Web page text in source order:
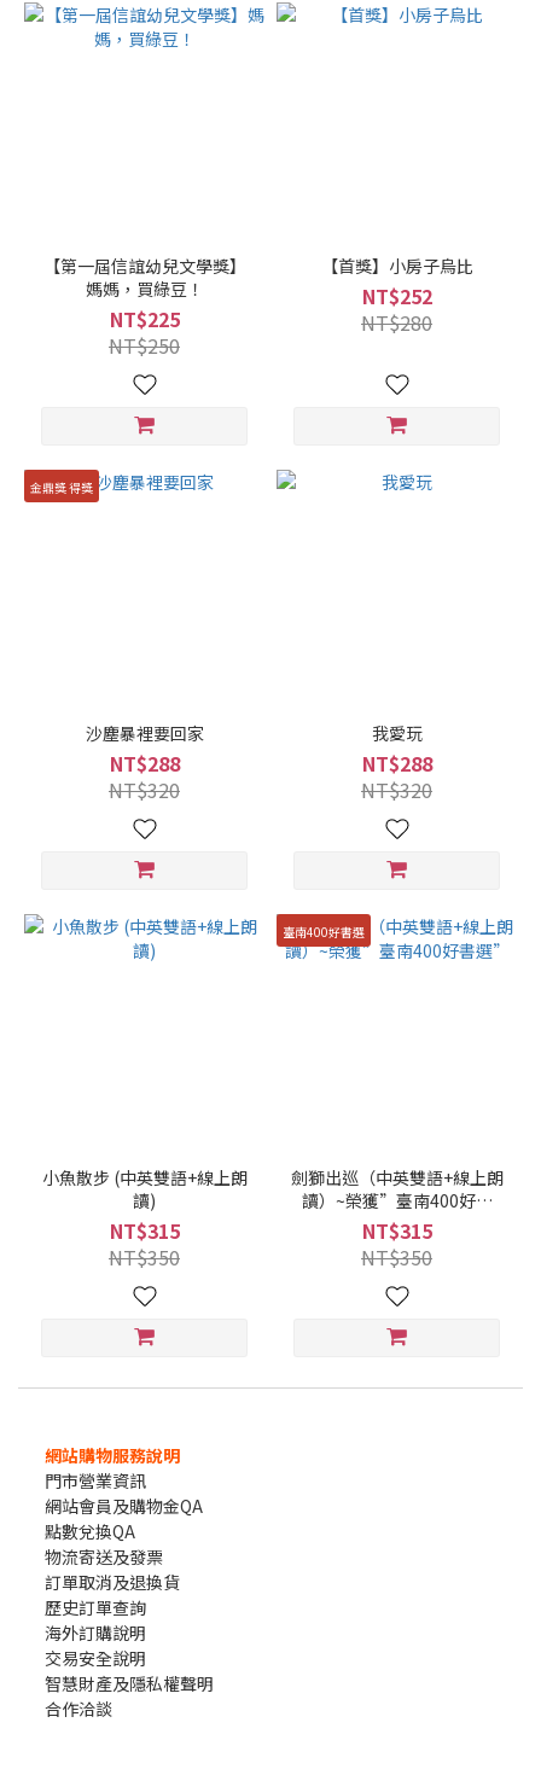
【第一屆信誼幼兒文學獎】
媽媽，買綠豆！
NT$225
NT$250
【首獎】小房子烏比
NT$252
NT$280
金鼎獎 得獎
沙塵暴裡要回家
NT$288
NT$320
我愛玩
NT$288
NT$320
小魚散步 (中英雙語+線上朗
讀)
NT$315
NT$350
臺南400好書選
劍獅出巡（中英雙語+線上朗
讀）~榮獲”臺南400好書
選”
NT$315
NT$350
網站購物服務說明
門市營業資訊
網站會員及購物金QA
點數兌換QA
物流寄送及發票
訂單取消及退換貨
歷史訂單查詢
海外訂購說明
交易安全說明
智慧財產及隱私權聲明
合作洽談